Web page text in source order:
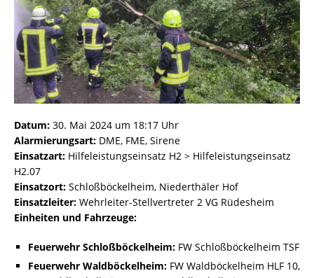
Datum: 30. Mai 2024 um 18:17 Uhr
Alarmierungsart: DME, FME, Sirene
Einsatzart: Hilfeleistungseinsatz H2 > Hilfeleistungseinsatz
H2.07
Einsatzort: Schloßböckelheim, Niederthäler Hof
Einsatzleiter: Wehrleiter-Stellvertreter 2 VG Rüdesheim
Einheiten und Fahrzeuge:
Feuerwehr Schloßböckelheim: FW Schloßböckelheim TSF
Feuerwehr Waldböckelheim: FW Waldböckelheim HLF 10,